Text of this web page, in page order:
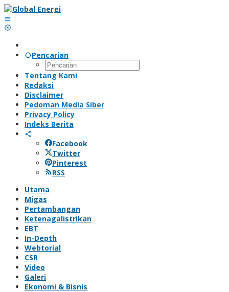
Lewati
ke
konten
Pencarian
Tentang Kami
Redaksi
Disclaimer
Pedoman Media Siber
Privacy Policy
Indeks Berita
Facebook
Twitter
Pinterest
RSS
Utama
Migas
Pertambangan
Ketenagalistrikan
EBT
In-Depth
Webtorial
CSR
Video
Galeri
Ekonomi & Bisnis